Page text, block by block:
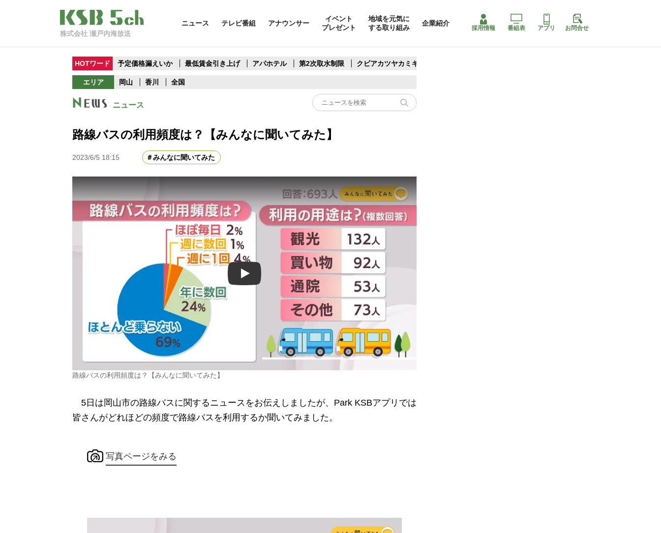
株式会社 瀬戸内海放送
ニュース テレビ番組 アナウンサー
イベント
プレゼント
地域を元気に
する取り組み
企業紹介
採用情報 番組表 アプリ お問合せ
HOTワード 予定価格漏えいか 最低賃金引き上げ アパホテル 第2次取水制限 クビアカツヤカミキリ
エリア 岡山 香川 全国
ニュース
路線バスの利用頻度は？【みんなに聞いてみた】
2023/6/5 18:15 みんなに聞いてみた
Play
路線バスの利用頻度は？【みんなに聞いてみた】
5日は岡山市の路線バスに関するニュースをお伝えしましたが、Park KSBアプリでは
皆さんがどれほどの頻度で路線バスを利用するか聞いてみました。
写真ページをみる